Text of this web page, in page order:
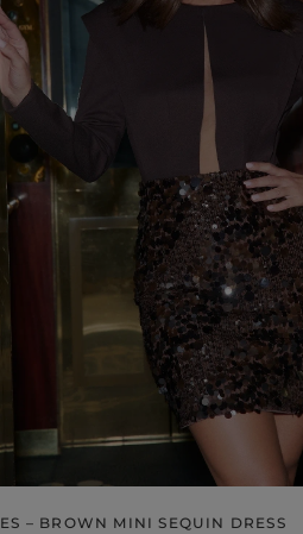
– BROWN MINI SEQUIN DRESS